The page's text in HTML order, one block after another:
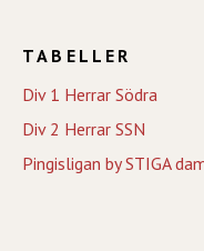
TABELLER
Div 1 Herrar Södra
Div 2 Herrar SSN
Pingisligan by STIGA